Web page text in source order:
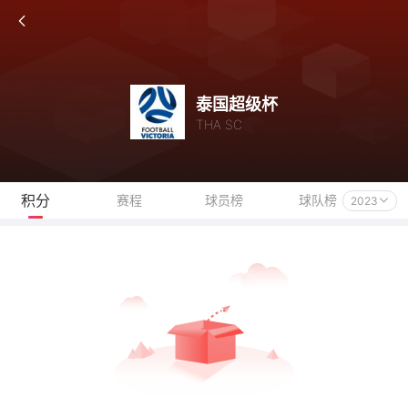
泰国超级杯
THA SC
积分 赛程 球员榜 球队榜 2023